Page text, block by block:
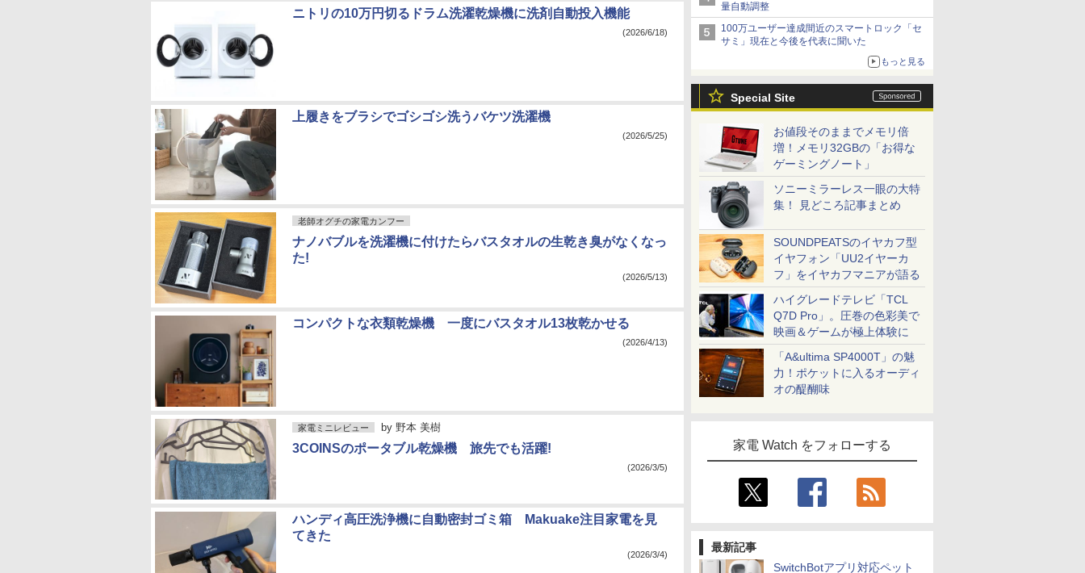
量自動調整
100万ユーザー達成間近のスマートロック「セ
サミ」現在と今後を代表に聞いた
もっと見る
Special Site
お値段そのままでメモリ倍
増！メモリ32GBの「お得な
ゲーミングノート」
ソニーミラーレス一眼の大特
集！ 見どころ記事まとめ
SOUNDPEATSのイヤカフ型
イヤフォン「UU2イヤーカ
フ」をイヤカフマニアが語る
ハイグレードテレビ「TCL
Q7D Pro」。圧巻の色彩美で
映画＆ゲームが極上体験に
「A&ultima SP4000T」の魅
力！ポケットに入るオーディ
オの醍醐味
家電 Watch をフォローする
最新記事
SwitchBotアプリ対応ペット
ニトリの10万円切るドラム洗濯乾燥機に洗剤自動投入機能
(2026/6/18)
上履きをブラシでゴシゴシ洗うバケツ洗濯機
(2026/5/25)
老師オグチの家電カンフー
ナノバブルを洗濯機に付けたらバスタオルの生乾き臭がなくなっ
た!
(2026/5/13)
コンパクトな衣類乾燥機 一度にバスタオル13枚乾かせる
(2026/4/13)
家電ミニレビュー by 野本 美樹
3COINSのポータブル乾燥機 旅先でも活躍!
(2026/3/5)
ハンディ高圧洗浄機に自動密封ゴミ箱 Makuake注目家電を見
てきた
(2026/3/4)